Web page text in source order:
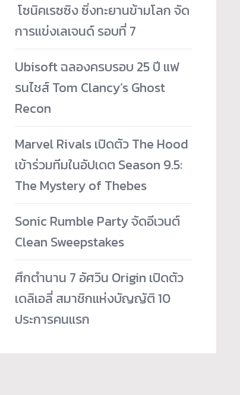
­ โซนิคเรซซิง ซิ่งทะยานข้ามโลก จัด
การแข่งเลเจนด์ รอบที่ 7
Ubisoft ฉลองครบรอบ 25 ปี แฟ
รนไชส์ Tom Clancy’s Ghost
Recon
Marvel Rivals เปิดตัว The Hood
เข้าร่วมทีมในอัปเดต Season 9.5:
The Mystery of Thebes
Sonic Rumble Party จัดอีเวนต์
Clean Sweepstakes
ศึกตำนาน 7 อัศวิน Origin เปิดตัว
เดลิเอลี่ สมาชิกแห่งบัญญัติ 10
ประการคนแรก